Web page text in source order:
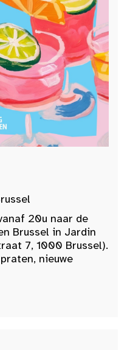
20u naar de
Brussel in Jardin
7, 1000 Brussel).
nieuwe